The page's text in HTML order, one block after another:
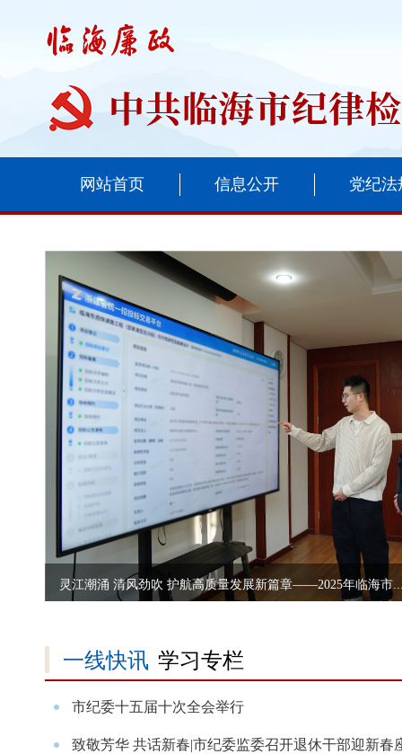
网站首页 信息公开 党纪法
灵江潮涌 清风劲吹 护航高质量发展新篇章——2025年临海市
一线快讯 学习专栏
市纪委十五届十次全会举行
致敬芳华 共话新春|市纪委监委召开退休干部迎新春